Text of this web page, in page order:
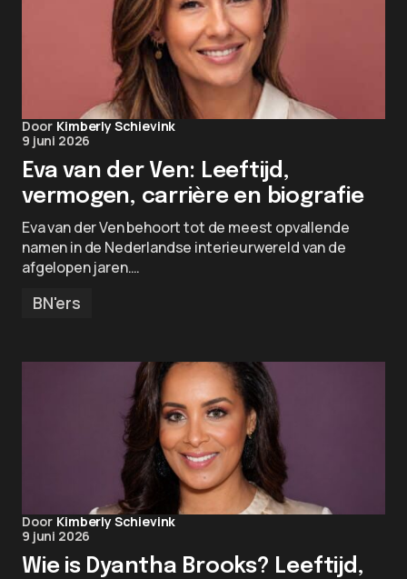
Door Kimberly Schievink
9 juni 2026
Eva van der Ven: Leeftijd,
vermogen, carrière en biografie
Eva van der Ven behoort tot de meest opvallende
namen in de Nederlandse interieurwereld van de
afgelopen jaren.…
BN'ers
Door Kimberly Schievink
9 juni 2026
Wie is Dyantha Brooks? Leeftijd,